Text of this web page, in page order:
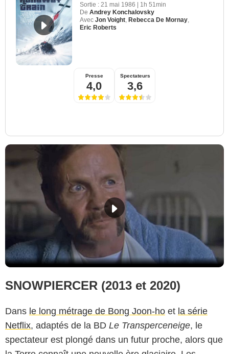
Sortie : 21 mai 1986 | 1h 51min
De Andrey Konchalovsky
Avec Jon Voight Rebecca De Mornay
Eric Roberts
Presse
4,0
Spectateurs
3,6
SNOWPIERCER (2013 et 2020)
Dans le long métrage de Bong Joon-ho et la série
Netflix, adaptés de la BD Le Transperceneige, le
spectateur est plongé dans un futur proche, alors que